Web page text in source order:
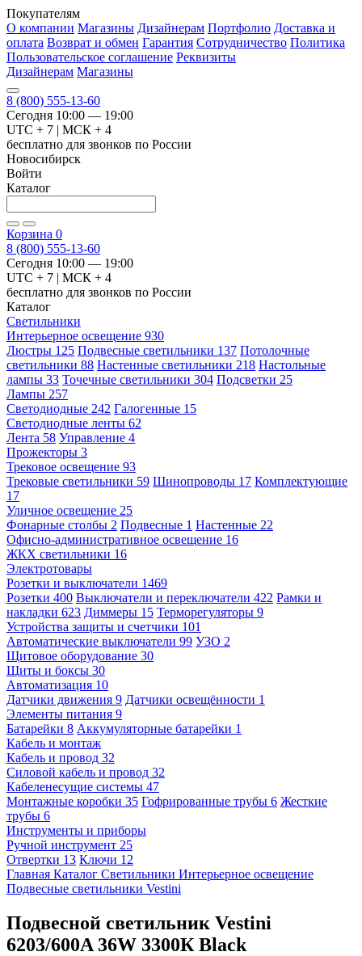
Покупателям
О компании Магазины Дизайнерам Портфолио Доставка и
оплата Возврат и обмен Гарантия Сотрудничество Политика
Пользовательское соглашение Реквизиты
Дизайнерам Магазины
8 (800) 555-13-60
Сегодня 10:00 — 19:00
UTC + 7 | МСК + 4
бесплатно для звонков по России
Новосибирск
Войти
Каталог
Корзина 0
8 (800) 555-13-60
Сегодня 10:00 — 19:00
UTC + 7 | МСК + 4
бесплатно для звонков по России
Каталог
Светильники
Интерьерное освещение 930
Люстры 125 Подвесные светильники 137 Потолочные
светильники 88 Настенные светильники 218 Настольные
лампы 33 Точечные светильники 304 Подсветки 25
Лампы 257
Светодиодные 242 Галогенные 15
Светодиодные ленты 62
Лента 58 Управление 4
Прожекторы 3
Трековое освещение 93
Трековые светильники 59 Шинопроводы 17 Комплектующие
17
Уличное освещение 25
Фонарные столбы 2 Подвесные 1 Настенные 22
Офисно-административное освещение 16
ЖКХ светильники 16
Электротовары
Розетки и выключатели 1469
Розетки 400 Выключатели и переключатели 422 Рамки и
накладки 623 Диммеры 15 Терморегуляторы 9
Устройства защиты и счетчики 101
Автоматические выключатели 99 УЗО 2
Щитовое оборудование 30
Щиты и боксы 30
Автоматизация 10
Датчики движения 9 Датчики освещённости 1
Элементы питания 9
Батарейки 8 Аккумуляторные батарейки 1
Кабель и монтаж
Кабель и провод 32
Силовой кабель и провод 32
Кабеленесущие системы 47
Монтажные коробки 35 Гофрированные трубы 6 Жесткие
трубы 6
Инструменты и приборы
Ручной инструмент 25
Отвертки 13 Ключи 12
Главная Каталог Светильники Интерьерное освещение
Подвесные светильники Vestini
Подвесной светильник Vestini
6203/600A 36W 3300К Black